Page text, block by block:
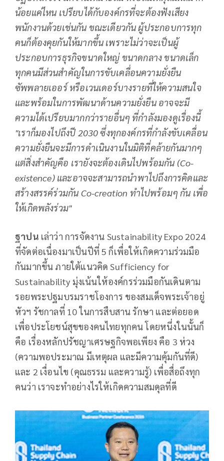
น้อยแค่ไหน เปรียบได้กับองค์กรที่จะต้องฟังเสียง
พนักงานด้วยเช่นกัน ขณะเดียวกัน ผู้ประกอบการทุก
คนก็ต้องคุยกันให้มากขึ้น เพราะไม่ว่าจะเป็นผู้
ประกอบการธุรกิจขนาดใหญ่ ขนาดกลาง ขนาดเล็ก
ทุกคนมีส่วนสำคัญในการขับเคลื่อนความยั่งยืน
ซัพพลายเออร์ หรือเวนเดอร์บางรายที่ให้ความสนใจ
และพร้อมในการพัฒนาด้านความยั่งยืน อาจจะมี
ความได้เปรียบมากกว่ารายอื่นๆ ที่กำลังมองดูเรื่องนี้
"เราก็มองไปถึงปี 2030 ซึ่งทุกองค์กรที่กำลังขับเคลื่อน
ความยั่งยืนจะมีการดำเนินงานในมิติที่คล้ายกันมากๆ
แต่สิ่งสำคัญคือ เรายังจะต้องเดินไปพร้อมกัน (Co-
existence) และอาจจะสามารถนำพาไปถึงการคิดและ
สร้างสรรค์ร่วมกัน Co-creation ทำไปพร้อมๆ กัน เพื่อ
ให้เกิดพลังร่วม"
ฐาปน เล่าว่า การจัดงาน Sustainability Expo 2024
ที่จัดต่อเนื่องมาเป็นปีที่ 5 ก็เพื่อให้เกิดความร่วมมือ
กันมากขึ้น ภายใต้แนวคิด Sufficiency for
Sustainability มุ่งเน้นให้องค์กรร่วมมือกันเดินตาม
รอยพระปฐมบรมราชโองการ ของสมเด็จพระเจ้าอยู่
หัวฯ รัชกาลที่ 10 ในการสืบสาน รักษา และต่อยอด
เพื่อประโยชน์สุขของคนไทยทุกคน โดยหนึ่งในนั้นก็
คือ เรื่องหลักปรัชญาเศรษฐกิจพอเพียง คือ 3 ห่วง
(ความพอประมาณ มีเหตุผล และมีความคุ้มกันที่ดี)
และ 2 เงื่อนไข (คุณธรรม และความรู้) เพื่อสื่อถึงทุก
คนว่า เราจะทำอย่างไรให้เกิดความสมดุลที่ดี